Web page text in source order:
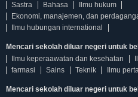
Sastra
Bahasa
Ilmu hukum
Ekonomi, manajemen, dan
Ilmu hubungan international
Mencari sekolah diluar negeri untuk
Ilmu keperaawatan dan kesehatan
farmasi
Sains Teknik Ilmu
Mencari sekolah diluar negeri untuk